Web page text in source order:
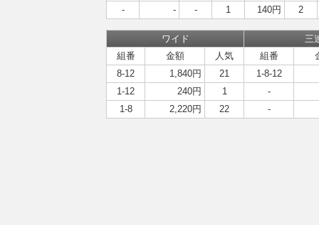
-
- - 1 140円 2
ワイド
三
組番
金額 人気 組番
8-12
1,840円 21
1-8-12
1-12
240円 1
-
1-8
2,220円 22 -